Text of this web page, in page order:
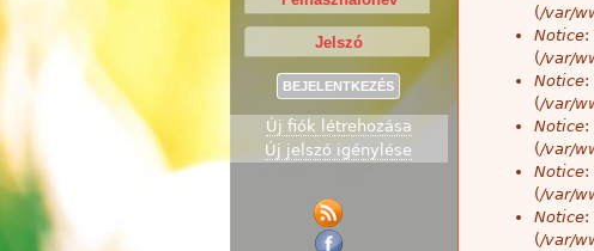
(/var/
Notice:
(/var/
Notice:
(/var/
Notice:
(/var/
Notice:
(/var/
Notice:
(/var/
Új fiók létrehozása
Új jelszó igénylése